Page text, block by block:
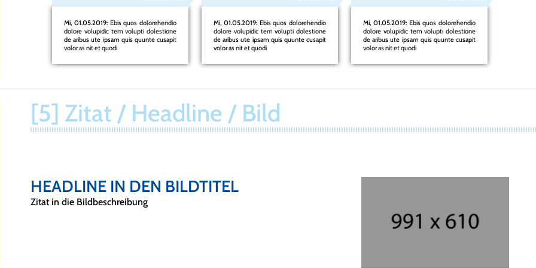
Mi, 01.05.2019:Ebis quos dolorehendio
dolore volupidic tem volupti dolestione
de aribus ute ipsam quis quunte cusapit
volor as nit et quodi
Mi, 01.05.2019:Ebis quos dolorehendio
dolore volupidic tem volupti dolestione
de aribus ute ipsam quis quunte cusapit
volor as nit et quodi
Mi, 01.05.2019:Ebis quos dolorehendio
dolore volupidic tem volupti dolestione
de aribus ute ipsam quis quunte cusapit
volor as nit et quodi
[5] Zitat / Headline / Bild
HEADLINE IN DEN BILDTITEL
Zitat in die Bildbeschreibung